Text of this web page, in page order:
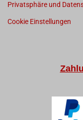
Privatsphäre und
Cookie Einstellungen